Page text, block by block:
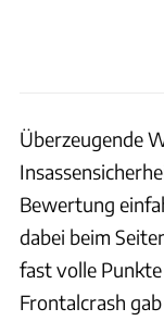
Überzeugende
Bewertung
dabei beim
fast volle
Frontalcrash